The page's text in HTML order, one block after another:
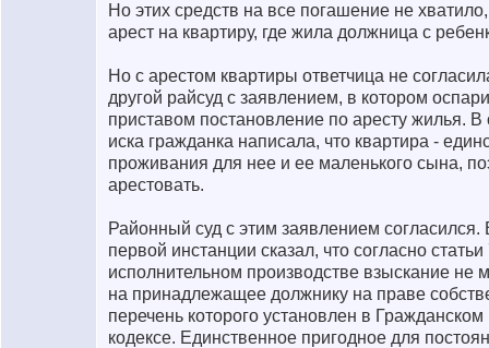
Но этих средств на все погашение не
арест на квартиру, где жила должница с
Но с арестом квартиры ответчица не
другой райсуд с заявлением, в котором
приставом постановление по аресту жилья. В
иска гражданка написала, что квартира -
проживания для нее и ее маленького сына,
арестовать.
Районный суд с этим заявлением
первой инстанции сказал, что согласно
исполнительном производстве взыскание не
на принадлежащее должнику на праве
перечень которого установлен в
кодексе. Единственное пригодное для